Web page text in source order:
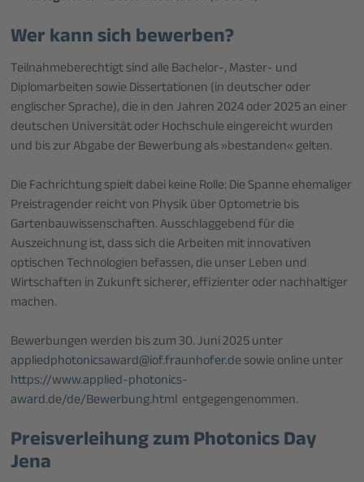
Wer kann sich bewerben?
Teilnahmeberechtigt sind alle Bachelor-, Master- und
Diplomarbeiten sowie Dissertationen (in deutscher oder
englischer Sprache), die in den Jahren 2024 oder 2025 an einer
deutschen Universität oder Hochschule eingereicht wurden
und bis zur Abgabe der Bewerbung als »bestanden« gelten.
Die Fachrichtung spielt dabei keine Rolle: Die Spanne ehemaliger
Preistragender reicht von Physik über Optometrie bis
Gartenbauwissenschaften. Ausschlaggebend für die
Auszeichnung ist, dass sich die Arbeiten mit innovativen
optischen Technologien befassen, die unser Leben und
Wirtschaften in Zukunft sicherer, effizienter oder nachhaltiger
machen.
Bewerbungen werden bis zum 30. Juni 2025 unter
appliedphotonicsaward@iof.fraunhofer.desowie online unter
https://www.applied-photonics-
award.de/de/Bewerbung.html entgegengenommen.
Preisverleihung zum Photonics Day
Jena